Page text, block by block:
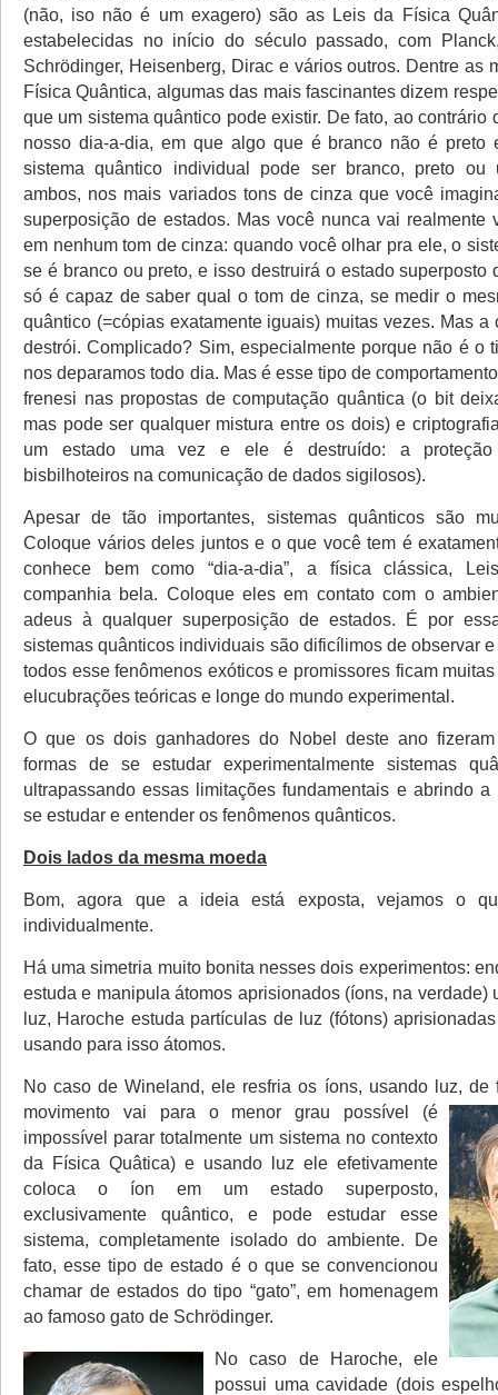
(não, iso não é um exagero) são as Leis da Física
estabelecidas no início do século passado, com
Schrödinger, Heisenberg, Dirac e vários outros. Dentre as
Física Quântica, algumas das mais fascinantes dizem
que um sistema quântico pode existir. De fato, ao contrário
nosso dia-a-dia, em que algo que é branco não é preto
sistema quântico individual pode ser branco, preto ou
ambos, nos mais variados tons de cinza que você
superposição de estados. Mas você nunca vai realmente
em nenhum tom de cinza: quando você olhar pra ele, o
se é branco ou preto, e isso destruirá o estado superposto
só é capaz de saber qual o tom de cinza, se medir o
quântico (=cópias exatamente iguais) muitas vezes. Mas a
destrói. Complicado? Sim, especialmente porque não é o
nos deparamos todo dia. Mas é esse tipo de
frenesi nas propostas de computação quântica (o bit
mas pode ser qualquer mistura entre os dois) e
um estado uma vez e ele é destruído: a proteção
bisbilhoteiros na comunicação de dados sigilosos).
Apesar de tão importantes, sistemas quânticos são
Coloque vários deles juntos e o que você tem é
conhece bem como “dia-a-dia”, a física clássica,
companhia bela. Coloque eles em contato com o
adeus à qualquer superposição de estados. É por
sistemas quânticos individuais são dificílimos de observar
todos esse fenômenos exóticos e promissores ficam
elucubrações teóricas e longe do mundo experimental.
O que os dois ganhadores do Nobel deste ano
formas de se estudar experimentalmente sistemas
ultrapassando essas limitações fundamentais e abrindo
se estudar e entender os fenômenos quânticos.
Dois lados da mesma moeda
Bom, agora que a ideia está exposta, vejamos o
individualmente.
Há uma simetria muito bonita nesses dois experimentos:
estuda e manipula átomos aprisionados (íons, na verdade)
luz, Haroche estuda partículas de luz (fótons)
usando para isso átomos.
No caso de Wineland, ele resfria os íons, usando luz, de
movimento vai para o menor grau possível (é
impossível parar totalmente um sistema no contexto
da Física Quâtica) e usando luz ele efetivamente
coloca o íon em um estado superposto,
exclusivamente quântico, e pode estudar esse
sistema, completamente isolado do ambiente. De
fato, esse tipo de estado é o que se convencionou
chamar de estados do tipo “gato”, em homenagem
ao famoso gato de Schrödinger.
No caso de Haroche, ele
possui uma cavidade (dois